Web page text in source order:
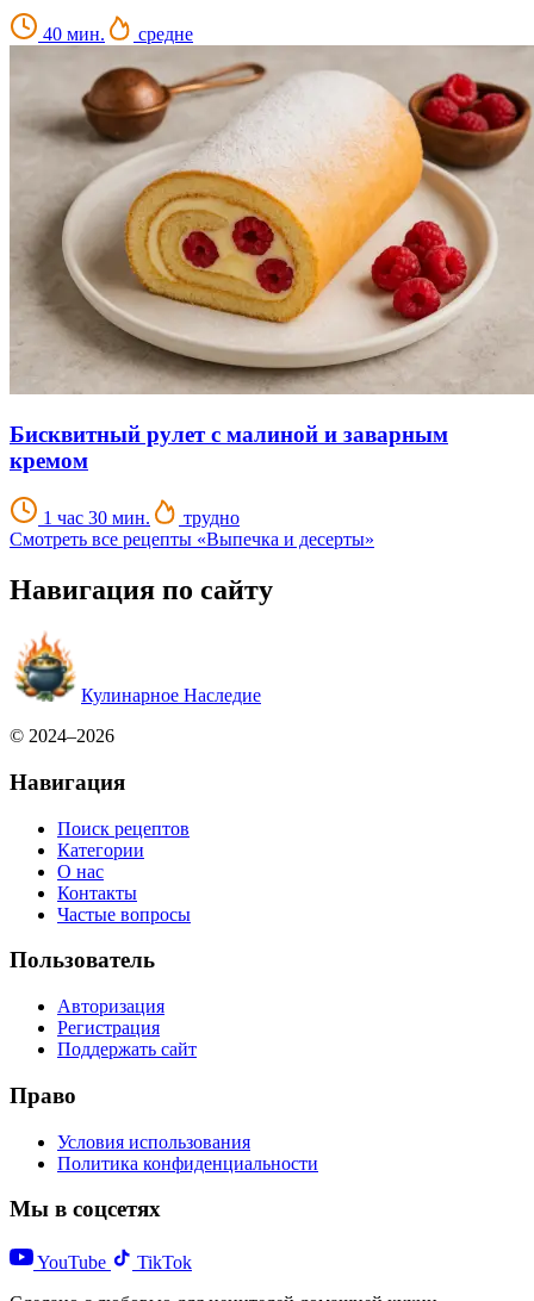
40 мин. средне
Бисквитный рулет с малиной и заварным
кремом
1 час 30 мин.
трудно
Смотреть все рецепты «Выпечка и десерты»
Навигация по сайту
Кулинарное Наследие
© 2024–2026
Навигация
Поиск рецептов
Категории
О нас
Контакты
Частые вопросы
Пользователь
Авторизация
Регистрация
Поддержать сайт
Право
Условия использования
Политика конфиденциальности
Мы в соцсетях
YouTube
TikTok